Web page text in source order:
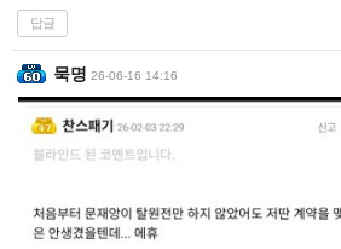
답글
묵명 26-06-16 14:16